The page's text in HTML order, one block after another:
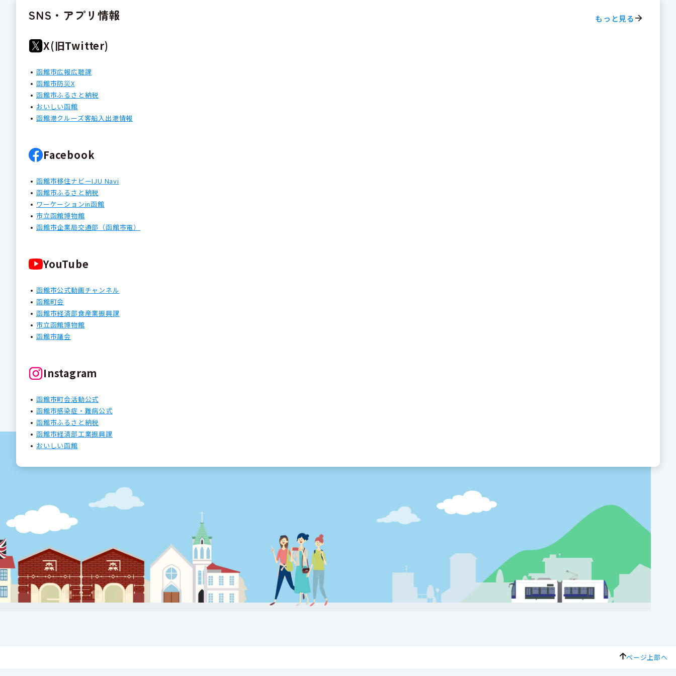
SNS・アプリ情報 もっと見る
X(旧Twitter)
函館市広報広聴課
函館市防災X
函館市ふるさと納税
おいしい函館
函館港クルーズ客船入出港情報
Facebook
函館市移住ナビーIJU Navi
函館市ふるさと納税
ワーケーションin函館
市立函館博物館
函館市企業局交通部（函館市電）
YouTube
函館市公式動画チャンネル
函館町会
函館市経済部食産業振興課
市立函館博物館
函館市議会
Instagram
函館市町会活動公式
函館市感染症・難病公式
函館市ふるさと納税
函館市経済部工業振興課
おいしい函館
ページ上部へ